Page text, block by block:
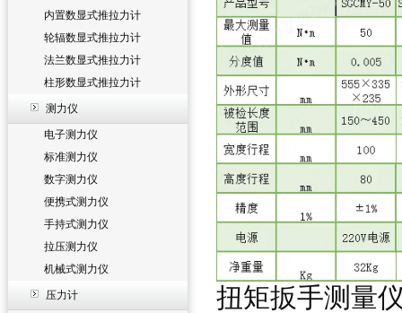
内置数显式推拉力计
轮辐数显式推拉力计
法兰数显式推拉力计
柱形数显式推拉力计
测力仪
电子测力仪
标准测力仪
数字测力仪
便携式测力仪
手持式测力仪
拉压测力仪
机械式测力仪
压力计
扭矩扳手测量